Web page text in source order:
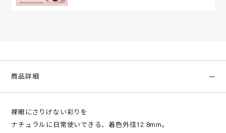
商品詳細
裸眼にさりげない彩りを
ナチュラルに日常使いできる、着色外径12.8mm。